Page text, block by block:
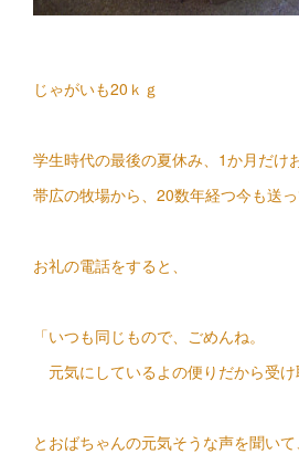
じゃがいも20ｋｇ
学生時代の最後の夏休み、1か月だけ
帯広の牧場から、20数年経つ今も送っ
お礼の電話をすると、
「いつも同じもので、ごめんね。
元気にしているよの便りだから受け
とおばちゃんの元気そうな声を聞いて、